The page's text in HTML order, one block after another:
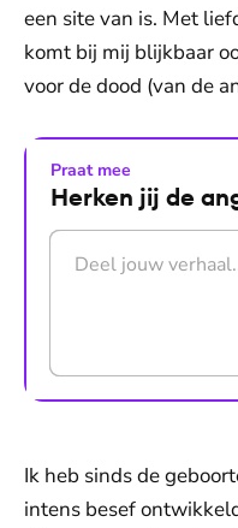
een site van is. Met
komt bij mij blijkbaar
voor de dood (van de
Praat mee
Herken jij de
Druk op Enter om
Ik heb sinds de
intens besef